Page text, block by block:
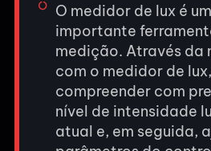
O medidor de lux é
importante
medição. Através da
com o medidor de
compreender com
nível de intensidade
atual e, em seguida,